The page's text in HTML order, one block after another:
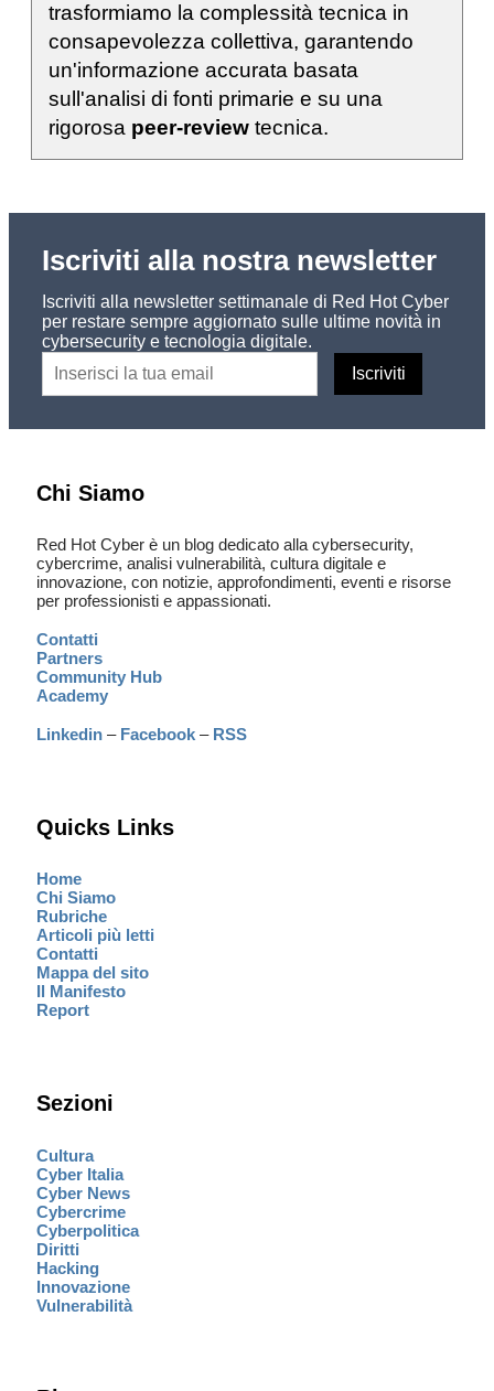
trasformiamo la complessità tecnica in
consapevolezza collettiva, garantendo
un'informazione accurata basata
sull'analisi di fonti primarie e su una
rigorosa peer-review tecnica.
Iscriviti alla nostra newsletter
Iscriviti alla newsletter settimanale di Red Hot Cyber
per restare sempre aggiornato sulle ultime novità in
cybersecurity e tecnologia digitale.
Chi Siamo
Red Hot Cyber è un blog dedicato alla cybersecurity,
cybercrime, analisi vulnerabilità, cultura digitale e
innovazione, con notizie, approfondimenti, eventi e risorse
per professionisti e appassionati.
Contatti
Partners
Community Hub
Academy
Linkedin – Facebook – RSS
Quicks Links
Home
Chi Siamo
Rubriche
Articoli più letti
Contatti
Mappa del sito
Il Manifesto
Report
Sezioni
Cultura
Cyber Italia
Cyber News
Cybercrime
Cyberpolitica
Diritti
Hacking
Innovazione
Vulnerabilità